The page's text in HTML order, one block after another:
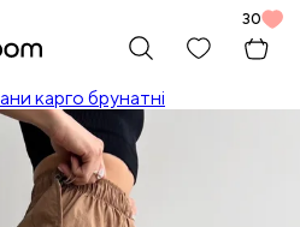
карго брунатні
30